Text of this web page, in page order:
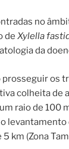
no
de Xylella
da
prosseguir os
colheita de
raio de 100
km (Zona